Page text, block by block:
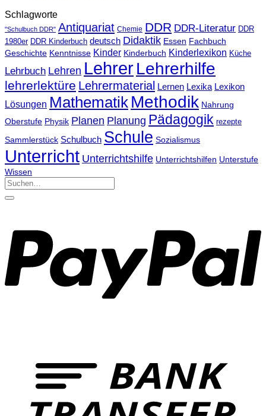
Schlagworte
"Schulbuch DDR" Antiquariat Chemie DDR DDR-Literatur DDR
1980er DDR Kinderbuch deutsch Didaktik Essen Fachbuch
Geschichte Kenntnisse Kinder Kinderbuch Kinderlexikon Küche
Lehrbuch Lehren LehrerLehrerhilfe
lehrerlektüre Lehrermaterial Lernen Lexika Lexikon
Lösungen Mathematik Methodik Nahrung
Oberstufe Physik Planen Planung Pädagogik rezepte
Sammlerstück Schulbuch Schule Sozialismus
Unterricht Unterrichtshilfe Unterrichtshilfen Unterstufe
Wissen
Suchen
nach: